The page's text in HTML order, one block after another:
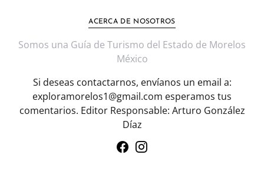
ACERCA DE NOSOTROS
Somos una Guía de Turismo del Estado de Morelos
México
Si deseas contactarnos, envíanos un email a:
exploramorelos1@gmail.com esperamos tus
comentarios. Editor Responsable: Arturo González
Díaz